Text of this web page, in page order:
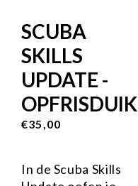
SCUBA
SKILLS
UPDATE -
OPFRISDUIK
€35,00
In de Scuba Skills